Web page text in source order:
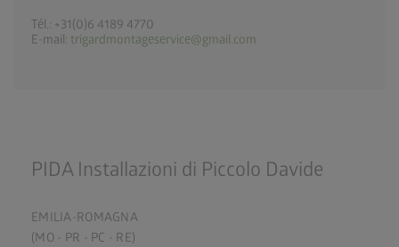
Tél.: +31(0)6 4189 4770
E-mail: trigardmontageservice@gmail.com
PIDA Installazioni di Piccolo Davide
EMILIA-ROMAGNA
(MO - PR - PC - RE)